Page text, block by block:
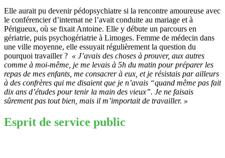
Elle aurait pu devenir pédopsychiatre si la rencontre amoureuse avec
le conférencier d’internat ne l’avait conduite au mariage et à
Périgueux, où se fixait Antoine. Elle y débute un parcours en
gériatrie, puis psychogériatrie à Limoges. Femme de médecin dans
une ville moyenne, elle essuyait régulièrement la question du
pourquoi travailler ? « J’avais des choses à prouver, aux autres
comme à moi-même, je me levais à 5h du matin pour préparer les
repas de mes enfants, me consacrer à eux, et je résistais par ailleurs
à des confrères qui me disaient que je n’avais “quand même pas fait
dix ans d’études pour tenir la main des vieux”. Je ne faisais
sûrement pas tout bien, mais il m’importait de travailler. »
Esprit de service public